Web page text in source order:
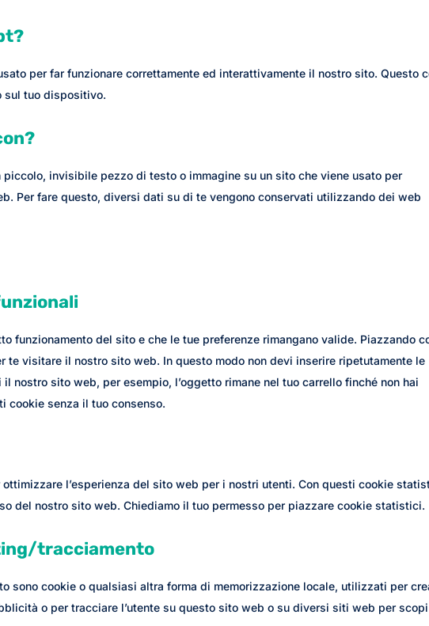
per far funzionare correttamente ed interattivamente il nostro sito. Questo
sul tuo dispositivo.
piccolo, invisibile pezzo di testo o immagine su un sito che viene usato per
Per fare questo, diversi dati su di te vengono conservati utilizzando dei web
funzionamento del sito e che le tue preferenze rimangano valide. Piazzando
te visitare il nostro sito web. In questo modo non devi inserire ripetutamente le
nostro sito web, per esempio, l’oggetto rimane nel tuo carrello finché non hai
cookie senza il tuo consenso.
l’esperienza del sito web per i nostri utenti. Con questi cookie
del nostro sito web. Chiediamo il tuo permesso per piazzare cookie statistici.
tracciamento
sono cookie o qualsiasi altra forma di memorizzazione locale, utilizzati per
o per tracciare l’utente su questo sito web o su diversi siti web per